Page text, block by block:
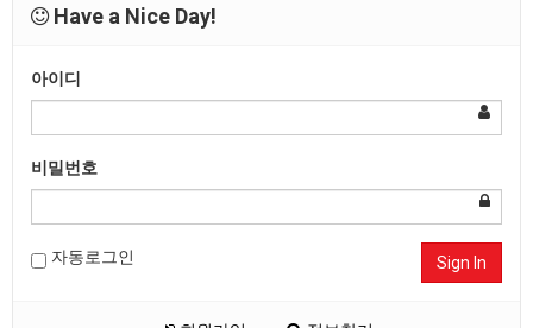
Have a Nice Day!
아이디
비밀번호
자동로그인 Sign In